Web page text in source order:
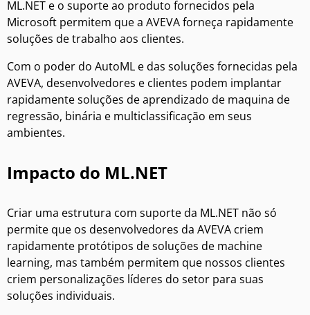
ML.NET e o suporte ao produto fornecidos pela
Microsoft permitem que a AVEVA forneça rapidamente
soluções de trabalho aos clientes.
Com o poder do AutoML e das soluções fornecidas pela
AVEVA, desenvolvedores e clientes podem implantar
rapidamente soluções de aprendizado de maquina de
regressão, binária e multiclassificação em seus
ambientes.
Impacto do ML.NET
Criar uma estrutura com suporte da ML.NET não só
permite que os desenvolvedores da AVEVA criem
rapidamente protótipos de soluções de machine
learning, mas também permitem que nossos clientes
criem personalizações líderes do setor para suas
soluções individuais.